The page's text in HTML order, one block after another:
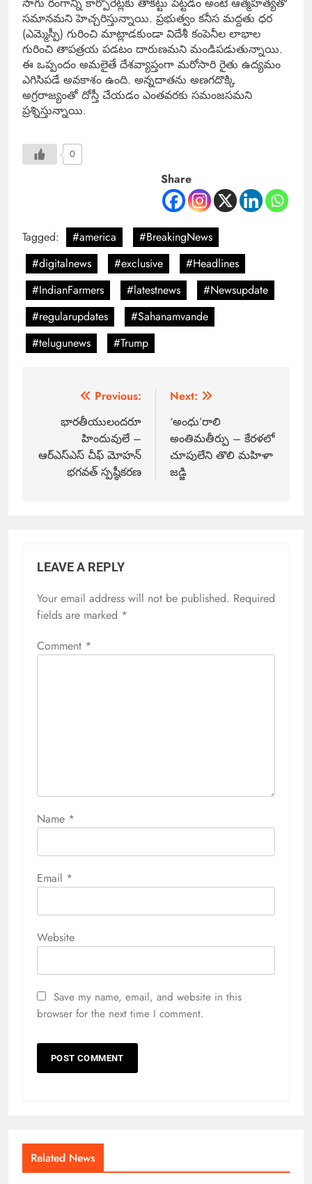
సమానమని హెచ్చరిస్తున్నాయి. ప్రభుత్వం కనీస మద్దతు ధర
(ఎమ్మెస్పీ) గురించి మాట్లాడకుండా విదేశీ కంపెనీల లాభాల
గురించి తాపత్రయ పడటం దారుణమని మండిపడుతున్నాయి.
ఈ ఒప్పందం అమలైతే దేశవ్యాప్తంగా మరోసారి రైతు ఉద్యమం
ఎగిసిపడే అవకాశం ఉంది. అన్నదాతను అణగదొక్కి
అగ్రరాజ్యంతో దోస్తీ చేయడం ఎంతవరకు సమంజసమని
ప్రశ్నిస్తున్నాయి.
0
Share
Tagged: #america
#BreakingNews
#digitalnews
#exclusive
#Headlines
#IndianFarmers
#latestnews
#Newsupdate
#regularupdates
#Sahanamvande
#telugunews
#Trump
Previous:
భారతీయులందరూ
హిందువులే –
ఆర్ఎస్ఎస్ చీఫ్ మోహన్
భగవత్ స్పష్ఠీకరణ
Next:
‘అంధు’రాలి
అంతిమతీర్పు – కేరళలో
చూపులేని తొలి మహిళా
జడ్జి
LEAVE A REPLY
Your email address will not be published. Required
fields are marked *
Comment *
Name *
Email *
Website
Save my name, email, and website in this
browser for the next time I comment.
Related News